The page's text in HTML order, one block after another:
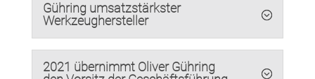
Gühring umsatzstärkster
Werkzeughersteller
2021 übernimmt Oliver Gühring